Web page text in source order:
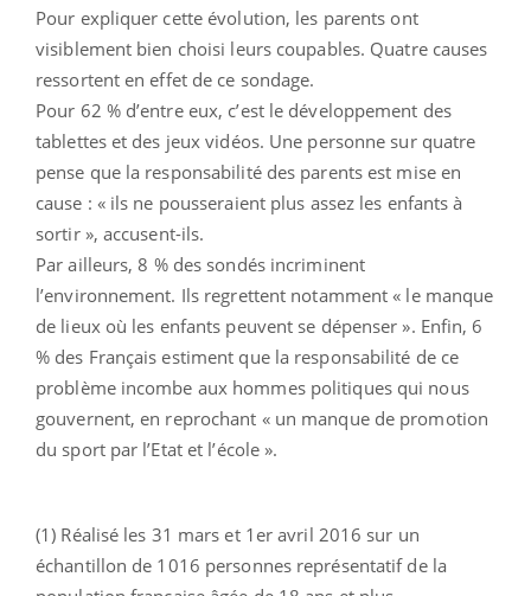
Pour expliquer cette évolution, les parents ont
visiblement bien choisi leurs coupables. Quatre causes
ressortent en effet de ce sondage.
Pour 62 % d’entre eux, c’est le développement des
tablettes et des jeux vidéos. Une personne sur quatre
pense que la responsabilité des parents est mise en
cause : « ils ne pousseraient plus assez les enfants à
sortir », accusent-ils.
Par ailleurs, 8 % des sondés incriminent
l’environnement. Ils regrettent notamment « le manque
de lieux où les enfants peuvent se dépenser ». Enfin, 6
% des Français estiment que la responsabilité de ce
problème incombe aux hommes politiques qui nous
gouvernent, en reprochant « un manque de promotion
du sport par l’Etat et l’école ».
(1) Réalisé les 31 mars et 1er avril 2016 sur un
échantillon de 1016 personnes représentatif de la